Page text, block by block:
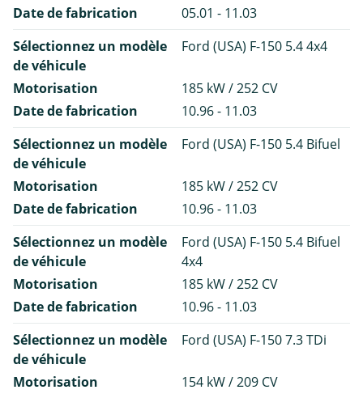
Date de fabrication
05.01 - 11.03
Sélectionnez un modèle
de véhicule
Ford (USA) F-150 5.4 4x4
Motorisation
185 kW / 252 CV
Date de fabrication
10.96 - 11.03
Sélectionnez un modèle
de véhicule
Ford (USA) F-150 5.4 Bifuel
Motorisation
185 kW / 252 CV
Date de fabrication
10.96 - 11.03
Sélectionnez un modèle
de véhicule
Ford (USA) F-150 5.4 Bifuel
4x4
Motorisation
185 kW / 252 CV
Date de fabrication
10.96 - 11.03
Sélectionnez un modèle
de véhicule
Ford (USA) F-150 7.3 TDi
Motorisation
154 kW / 209 CV